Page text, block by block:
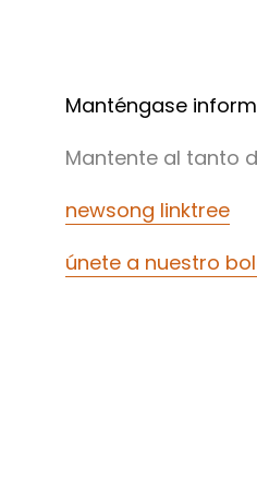
Manténgase
Mantente al tanto
newsong linktree
únete a nuestro